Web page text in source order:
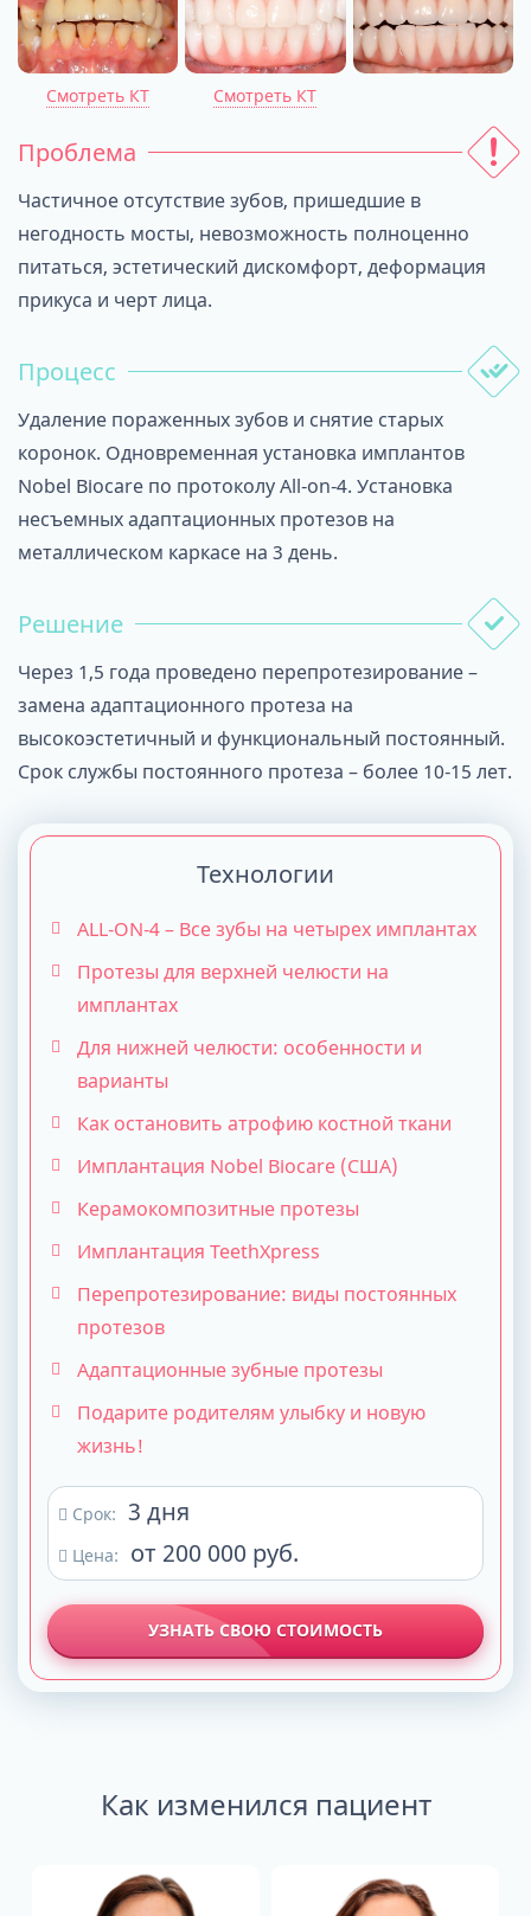
Смотреть КТ Смотреть КТ
Проблема
Частичное отсутствие зубов, пришедшие в
негодность мосты, невозможность полноценно
питаться, эстетический дискомфорт, деформация
прикуса и черт лица.
Процесс
Удаление пораженных зубов и снятие старых
коронок. Одновременная установка имплантов
Nobel Biocare по протоколу All-on-4. Установка
несъемных адаптационных протезов на
металлическом каркасе на 3 день.
Решение
Через 1,5 года проведено перепротезирование –
замена адаптационного протеза на
высокоэстетичный и функциональный постоянный.
Срок службы постоянного протеза – более 10-15 лет.
Технологии
ALL-ON-4 – Все зубы на четырех имплантах
Протезы для верхней челюсти на
имплантах
Для нижней челюсти: особенности и
варианты
Как остановить атрофию костной ткани
Имплантация Nobel Biocare (США)
Керамокомпозитные протезы
Имплантация TeethXpress
Перепротезирование: виды постоянных
протезов
Адаптационные зубные протезы
Подарите родителям улыбку и новую
жизнь!
Срок: 3 дня
Цена: от 200 000 руб.
УЗНАТЬ СВОЮ СТОИМОСТЬ
Как изменился пациент